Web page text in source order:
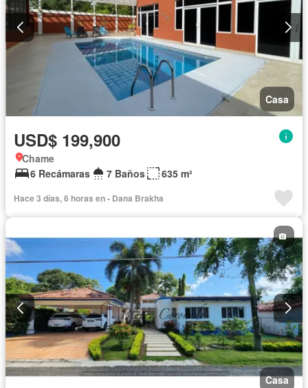
Casa
USD$ 199,900
Chame
6 Recámaras
7 Baños 635 m²
Hace 3 días, 6 horas en - Dana Brakha
Casa